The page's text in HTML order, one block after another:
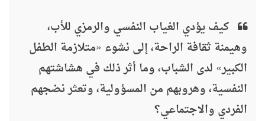
كيف يؤدي الغياب النفسي والرمزي للأب،
وهيمنة ثقافة الراحة، إلى نشوء «متلازمة الطفل
الكبير» لدى الشباب، وما أثر ذلك في هشاشتهم
النفسية، وهروبهم من المسؤولية، وتعثر نضجهم
الفردي والاجتماعي؟